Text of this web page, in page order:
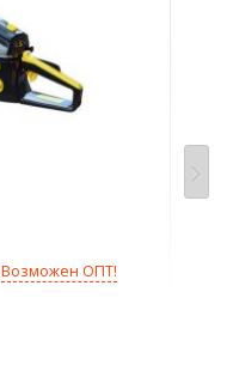
Возможен ОПТ!